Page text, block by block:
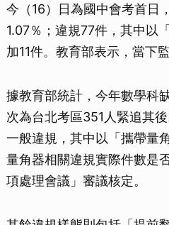
今（16）日為國中會考首日
1.07％；違規77件，其中以
加11件。教育部表示，當下
據教育部統計，今年數學科
次為台北考區351人緊追其
一般違規，其中以「攜帶量
量角器相關違規實際件數是
項處理會議」審議核定。